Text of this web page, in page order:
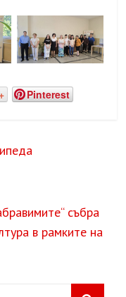
Pinterest
събра
в рамките на